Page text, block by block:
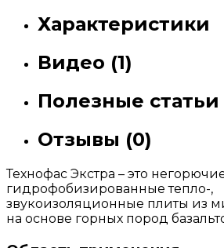
Характеристики
Видео (1)
Полезные статьи
Отзывы (0)
Технофас Экстра – это
гидрофобизированные тепло-,
звукоизоляционные плиты из
на основе горных пород